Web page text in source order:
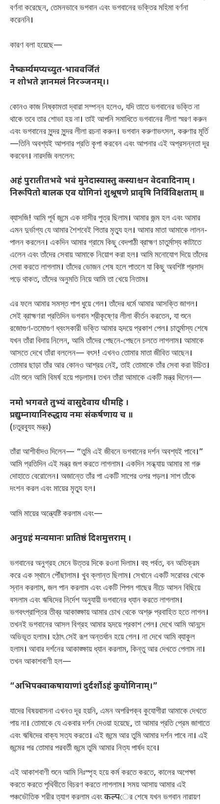
বর্ণনা করেছেন, তেমনভাবে ভগবান এবং ভগবানের ভক্তির মহিমা বর্ণনা
করেননি।
কারণ বলা হয়েছে—
नैष्कर्म्यमप्यच्युत-भाववर्जितं
न शोभते ज्ञानमलं निरञ्जनम्।।
কোনও কাজ নিষ্কামতা দ্বারা সম্পন্ন হলেও, যদি তাতে ভগবানের ভক্তি না
থাকে তবে তার শোভা হয় না। তাই আপনি সমাধিতে ভগবানের লীলা স্মরণ করুন
এবং ভগবানের সুন্দর সুন্দর লীলা রচনা করুন। ভগবান করুণাভৎসল, করুণার মূর্তি
—তিনি অবশ্যই আপনার প্রতি কৃপা করবেন এবং আপনার এই অপ্রসন্নতা দূর
করবেন। নারদজি বললেন:
अहं पुरातीतभवे भवं मुनेदास्यास्तु कस्याश्चन वेदवादिनाम् ।
निरूपितो बालक एव योगिनां शुश्रूषणे प्रावृषि निर्विविक्षताम् ॥
ব্যাসজি! আমি পূর্ব জন্মে এক দাসীর পুত্র ছিলাম। আমার জন্ম হল এবং আমার
এমন দুর্ভাগ্য যে আমার শৈশবেই পিতার মৃত্যু হল। আমার মাতা আমাকে লালন-
পালন করলেন। একদিন আমার গ্রামে কিছু বেদপাঠী ব্রাহ্মণ চাতুর্মাস্য কাটাতে
এলেন এবং তাঁদের সেবায় আমাকে নিয়োগ করা হল। আমি মনোযোগ দিয়ে তাঁদের
সেবা করতে লাগলাম। তাঁদের ভোজন শেষ হলে পাতলে যা কিছু অবশিষ্ট প্রসাদ
পড়ে থাকত, তাঁদের অনুমতি নিয়ে আমি তা খেয়ে নিতাম।
এর ফলে আমার সমস্ত পাপ ধুয়ে গেল। তাঁদের ধর্মে আমার আসক্তি জাগল।
সেই ব্রাহ্মণরা প্রতিদিন ভগবান শ্রীকৃষ্ণের লীলা কীর্তন করতেন, যা শুনে
রজোগুণ-তমোগুণ ধ্বংসকারী ভক্তি আমার হৃদয়ে প্রকাশ পেল। চাতুর্মাস্য শেষে
যখন তাঁরা বিদায় নিলেন, আমি তাঁদের পেছনে-পেছনে চলতে লাগলাম। আমাকে
আসতে দেখে তাঁরা বললেন— বৎস! এখনও তোমার মাতা জীবিত আছেন।
তোমার ছাড়া তাঁর আর কোনও আশ্রয় নেই, তাই তোমাকে তাঁর সেবা করা উচিত।
এটা শুনে আমি বিমর্ষ হয়ে পড়লাম। তখন তাঁরা আমাকে একটি মন্ত্র দিলেন—
नमो भगवते तुभ्यं वासुदेवाय धीमहि ।
प्रद्युम्नायानिरुद्धाय नमः संकर्षणाय च ॥
(চতুরব্যূহ মন্ত্র)
তাঁরা আশীর্বাদও দিলেন— “তুমি এই জীবনে ভগবানের দর্শন অবশ্যই পাবে।”
আমি প্রতিদিন এই মন্ত্র জপ করতে লাগলাম। একদিন সন্ধ্যায় আমার মা গরু
দোহাতে বেরোলেন। অজান্তে তাঁর পা একটি সাপের ওপর পড়ল। সাপ তাঁকে
দংশন করল এবং মায়ের মৃত্যু হল।
আমি মায়ের অন্ত্যেষ্টি করলাম এবং—
अनुग्रहं मन्यमानः प्रातिष्ठं दिशमुत्तराम् ।
ভগবানের অনুগ্রহ মেনে উত্তর দিকে রওনা দিলাম। বহু পর্বত, বন অতিক্রম
করে এক স্থানে পৌঁছালাম। খুব ক্লান্ত ছিলাম। সেখানে একটি সরোবর থেকে
স্নান করলাম, জল পান করলাম এবং একটি পিপল গাছের নীচে আসন বিছিয়ে
বসলাম এবং ঋষিদের নির্দেশ অনুযায়ী ভগবানের ধ্যান করতে লাগলাম।
ভগবৎপ্রাপ্তির তীব্র আকাঙ্ক্ষায় আমার চোখ থেকে অশ্রু প্রবাহিত হতে লাগল।
তখনই ভগবানের আসল বিগ্রহ আমার হৃদয়ে প্রকাশ পেল। দেখে আমি আনন্দে
অভিভূত হলাম। হঠাৎ সেই রূপ অন্তর্ধান হয়ে গেল। না দেখে আমি ব্যাকুল
হলাম। আবার দর্শনের আকাঙ্ক্ষায় ধ্যান করলাম, কিন্তু আর দেখতে পেলাম না।
তখন আকাশবাণী হল—
“अभिपक्वाकषायाणां दुर्दर्शोऽहं कुयोगिनाम्।”
যাদের বিষয়বাসনা এখনও দূর হয়নি, এমন অপরিপক্ব কুযোগীরা আমাকে দেখতে
পায় না। তোমাকে যে একবার দর্শন দেওয়া হয়েছে, তা আমার প্রতি প্রেম জাগাতে
এবং ঋষিদের বাক্য সত্য করতে। এই জন্মে আর তুমি আমার দর্শন পাবে না। এই
জন্মের পর তোমার পরবর্তী জন্মে তুমি আমার নিত্য পার্ষদ হবে।
এই আকাশবাণী শুনে আমি নিঃস্পৃহ হয়ে কর্ম করতে করতে, কালের অপেক্ষা
করতে করতে পৃথিবীতে বিচরণ করতে লাগলাম। সময় আসায় আমার এই
পঞ্চভৌতিক শরীর ত্যাগ করলাম এবং कल्पের শেষে যখন ভগবান নারায়ণ